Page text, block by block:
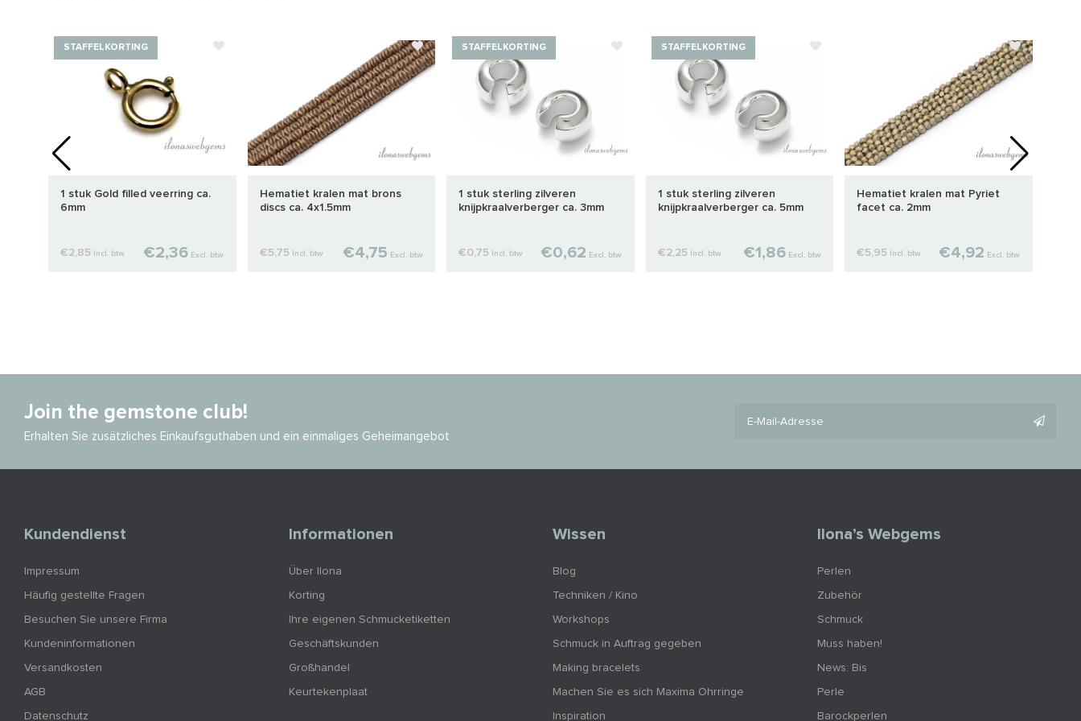
STAFFELKORTING
1 stuk Gold filled veerring ca.
6mm
€2,85 Incl. btw €2,36 Excl. btw
Hematiet kralen mat brons
discs ca. 4x1.5mm
€5,75 Incl. btw €4,75 Excl. btw
STAFFELKORTING
1 stuk sterling zilveren
knijpkraalverberger ca. 3mm
€0,75 Incl. btw €0,62 Excl. btw
STAFFELKORTING
1 stuk sterling zilveren
knijpkraalverberger ca. 5mm
€2,25 Incl. btw €1,86 Excl. btw
Hematiet kralen mat Pyriet
facet ca. 2mm
€5,95 Incl. btw €4,92 Excl. btw
Join the gemstone club!
Erhalten Sie zusätzliches Einkaufsguthaben und ein einmaliges Geheimangebot
Kundendienst
Impressum
Häufig gestellte Fragen
Besuchen Sie unsere Firma
Kundeninformationen
Versandkosten
AGB
Datenschutz
Informationen
Über Ilona
Korting
Ihre eigenen Schmucketiketten
Geschäftskunden
Großhandel
Keurtekenplaat
Wissen
Blog
Techniken / Kino
Workshops
Schmuck in Auftrag gegeben
Making bracelets
Machen Sie es sich Maxima Ohrringe
Inspiration
Ilona’s Webgems
Perlen
Zubehör
Schmuck
Muss haben!
News: Bis
Perle
Barockperlen